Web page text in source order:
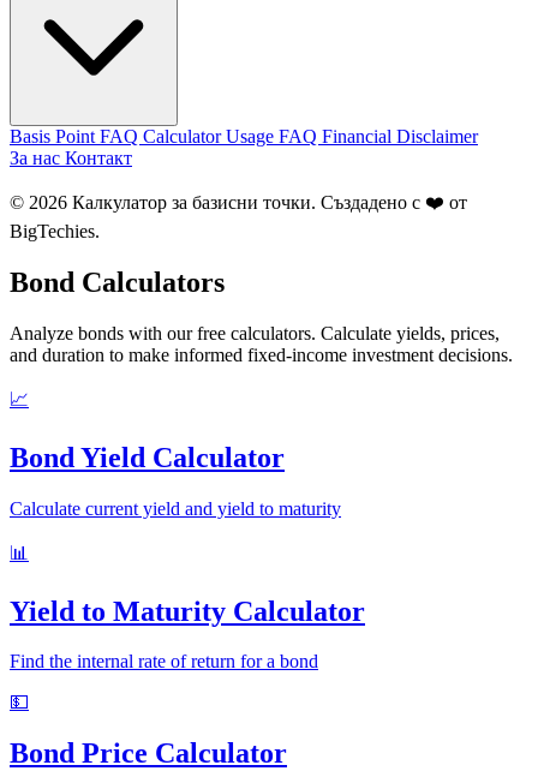
Basis Point FAQ Calculator Usage FAQ Financial Disclaimer
За нас Контакт
© 2026 Калкулатор за базисни точки. Създадено с ❤️ от
BigTechies.
Bond Calculators
Analyze bonds with our free calculators. Calculate yields, prices,
and duration to make informed fixed-income investment decisions.
📈
Bond Yield Calculator
Calculate current yield and yield to maturity
📊
Yield to Maturity Calculator
Find the internal rate of return for a bond
💵
Bond Price Calculator